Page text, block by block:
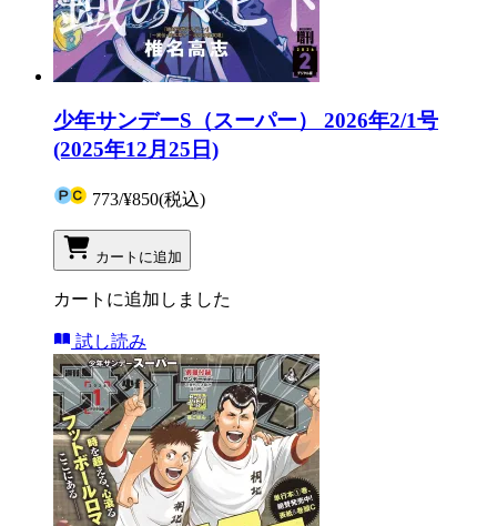
少年サンデーS（スーパー） 2026年2/1号
(2025年12月25日)
773/¥850(税込)
カートに追加
カートに追加しました
試し読み